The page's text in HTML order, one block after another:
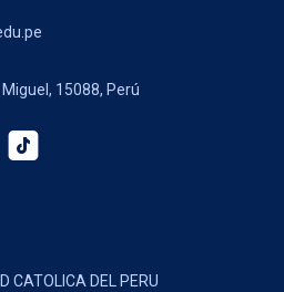
15088, Perú
CATOLICA DEL PERU